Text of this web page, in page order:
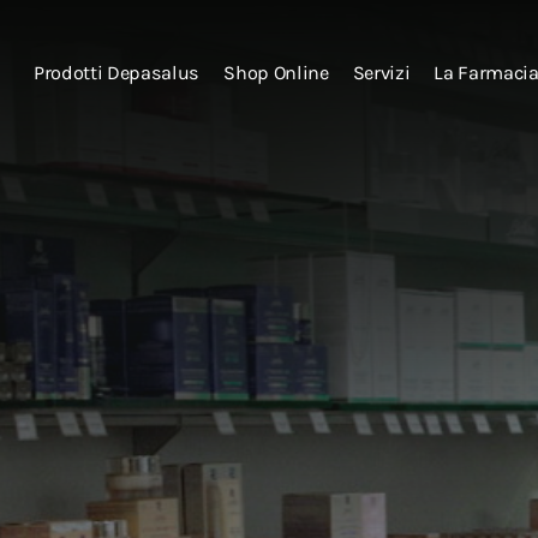
Prodotti Depasalus Shop Online Servizi La Farmacia